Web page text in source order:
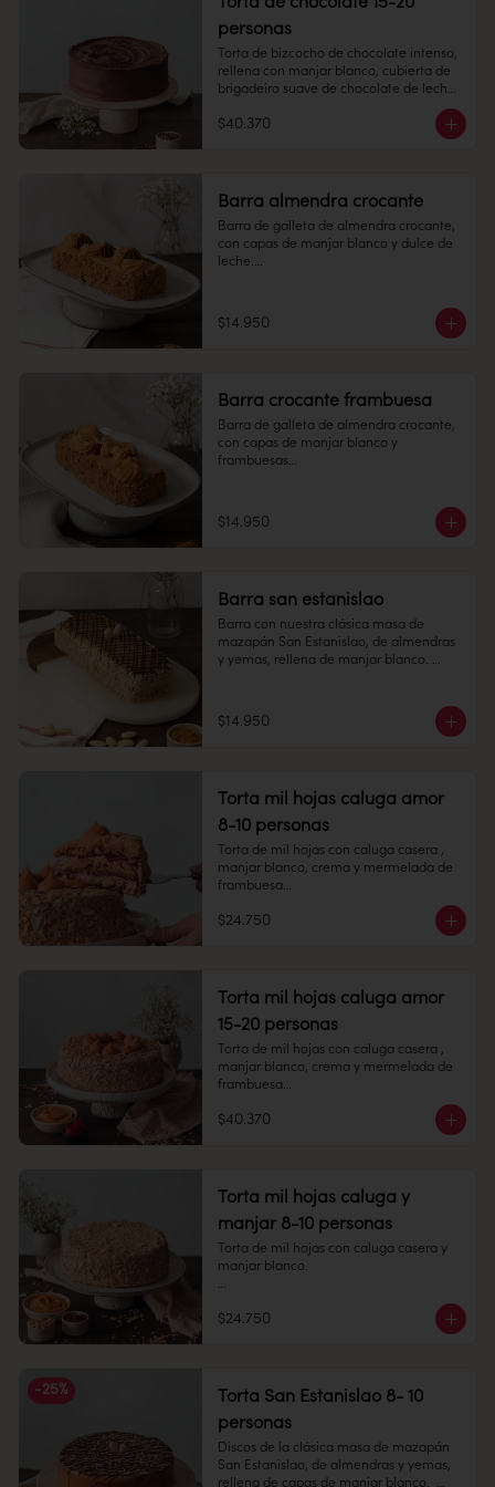
Congelado: Mantener a -18 °C.
Duración: 6 meses. Una vez
descongelado mantener refrigerado.
Duración: 10 días refrigerada.
personas
Torta de bizcocho de chocolate intenso,
rellena con manjar blanco, cubierta de
brigadeiro suave de chocolate de leche.
15-20 personas
Peso: 2.340 gr
Congelado: Mantener a -18 °C.
Duración: 6 meses. Una vez
descongelado mantener refrigerado.
Duración: 10 días refrigerada.
$40.370
Barra almendra crocante
Barra de galleta de almendra crocante,
con capas de manjar blanco y dulce de
leche.
Largo: 20 cm, Ancho: 7 cm
Congelado: Mantener a -18 °C.
Duración: 6 meses. Una vez
descongelado mantener refrigerado.
$14.950
Barra crocante frambuesa
Barra de galleta de almendra crocante,
con capas de manjar blanco y
frambuesas
Largo: 20 cm, Ancho: 7 cm
Congelado: Mantener a -18 °C.
Duración: 6 meses. Una vez
descongelado mantener refrigerado.
$14.950
Barra san estanislao
Barra con nuestra clásica masa de
mazapán San Estanislao, de almendras
y yemas, rellena de manjar blanco.
Peso: 753 gr
$14.950
Torta mil hojas caluga amor
8-10 personas
Torta de mil hojas con caluga casera ,
manjar blanco, crema y mermelada de
frambuesa
Congelado: Mantener a -18 °C.
Duración: 6 meses. Una vez
descongelado mantener refrigerado.
Refrigerado: Mantener entre 3-5 °C.
$24.750
Torta mil hojas caluga amor
15-20 personas
Torta de mil hojas con caluga casera ,
manjar blanco, crema y mermelada de
frambuesa
15-20 personas
Peso: 2.280 gr
Congelado: Mantener a -18 °C.
Duración: 6 meses. Una vez
descongelado mantener refrigerado.
Duración: 10 días refrigerada.
$40.370
Torta mil hojas caluga y
manjar 8-10 personas
Torta de mil hojas con caluga casera y
manjar blanco.
Duración: 6 meses. Una vez
descongelado mantener refrigerado.
Refrigerado: Mantener entre 3-5 °C.
$24.750
-25%
Torta San Estanislao 8- 10
personas
Discos de la clásica masa de mazapán
San Estanislao, de almendras y yemas,
rellena de capas de manjar blanco.